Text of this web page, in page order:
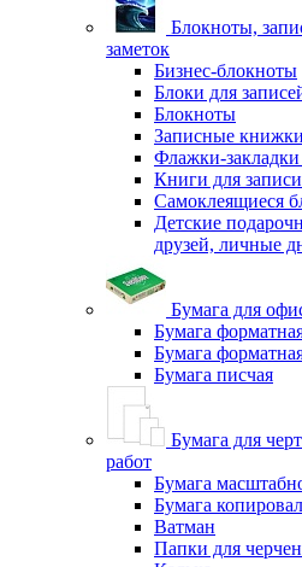
Блокноты,
заметок
Бизнес-блокноты
Блоки для
Блокноты
Записные книжки
Флажки-
Книги для
Самоклеящиеся
Детские
друзей, личные
Бумага для
Бумага
Бумага
Бумага писчая
Бумага для
работ
Бумага
Бумага
Ватман
Папки для